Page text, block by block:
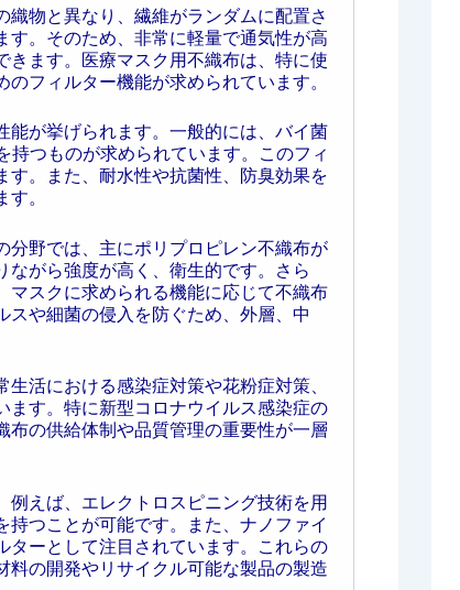
物と異なり、繊維がランダムに配置さ
。そのため、非常に軽量で通気性が高
きます。医療マスク用不織布は、特に使
フィルター機能が求められています。
能が挙げられます。一般的には、バイ菌
つものが求められています。このフィ
。また、耐水性や抗菌性、防臭効果を
。
分野では、主にポリプロピレン不織布が
がら強度が高く、衛生的です。さら
マスクに求められる機能に応じて不織布
や細菌の侵入を防ぐため、外層、中
活における感染症対策や花粉症対策、
ます。特に新型コロナウイルス感染症の
の供給体制や品質管理の重要性が一層
えば、エレクトロスピニング技術を用
つことが可能です。また、ナノファイ
ーとして注目されています。これらの
の開発やリサイクル可能な製品の製造